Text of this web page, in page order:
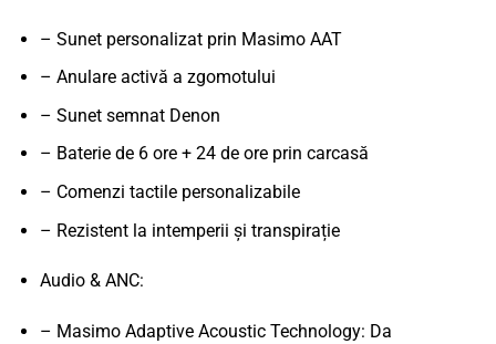
– Sunet personalizat prin Masimo AAT
– Anulare activă a zgomotului
– Sunet semnat Denon
– Baterie de 6 ore + 24 de ore prin carcasă
– Comenzi tactile personalizabile
– Rezistent la intemperii și transpirație
Audio & ANC:
– Masimo Adaptive Acoustic Technology: Da